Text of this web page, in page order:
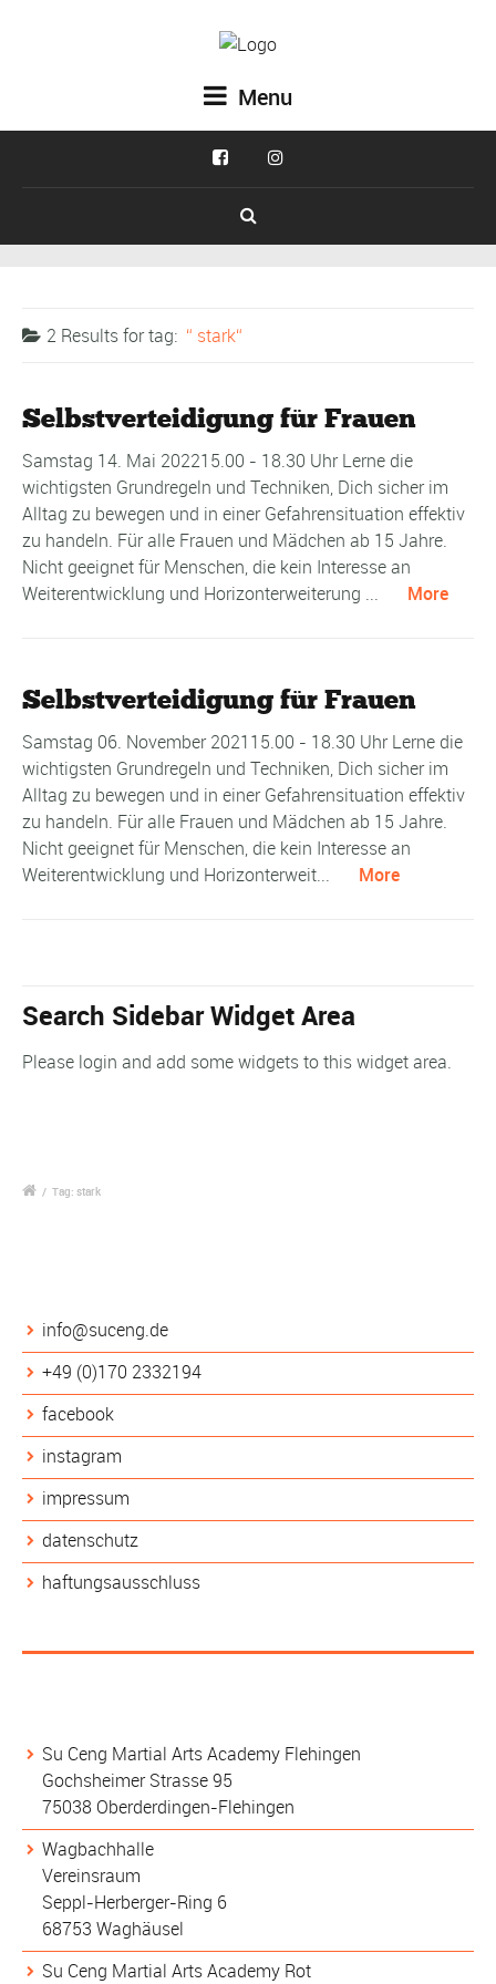
Menu
2 Results fortag: stark
Selbstverteidigung für Frauen
Samstag 14. Mai 202215.00 - 18.30 Uhr Lerne die
wichtigsten Grundregeln und Techniken, Dich sicher im
Alltag zu bewegen und in einer Gefahrensituation effektiv
zu handeln. Für alle Frauen und Mädchen ab 15 Jahre.
Nicht geeignet für Menschen, die kein Interesse an
Weiterentwicklung und Horizonterweiterung ...
More
Selbstverteidigung für Frauen
Samstag 06. November 202115.00 - 18.30 Uhr Lerne die
wichtigsten Grundregeln und Techniken, Dich sicher im
Alltag zu bewegen und in einer Gefahrensituation effektiv
zu handeln. Für alle Frauen und Mädchen ab 15 Jahre.
Nicht geeignet für Menschen, die kein Interesse an
Weiterentwicklung und Horizonterweit...
More
Search Sidebar Widget Area
Please login and add some widgets to this widget area.
/ Tag: stark
info@suceng.de
+49 (0)170 2332194
facebook
instagram
impressum
datenschutz
haftungsausschluss
Su Ceng Martial Arts Academy Flehingen
Gochsheimer Strasse 95
75038 Oberderdingen-Flehingen
Wagbachhalle
Vereinsraum
Seppl-Herberger-Ring 6
68753 Waghäusel
Su Ceng Martial Arts Academy Rot